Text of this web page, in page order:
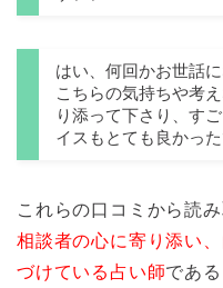
はい、何回かお世話に
こちらの気持ちや考
り添って下さり、す
イスもとても良かった
これらの口コミから読み
相談者の心に寄り添い
づけている占い師であ